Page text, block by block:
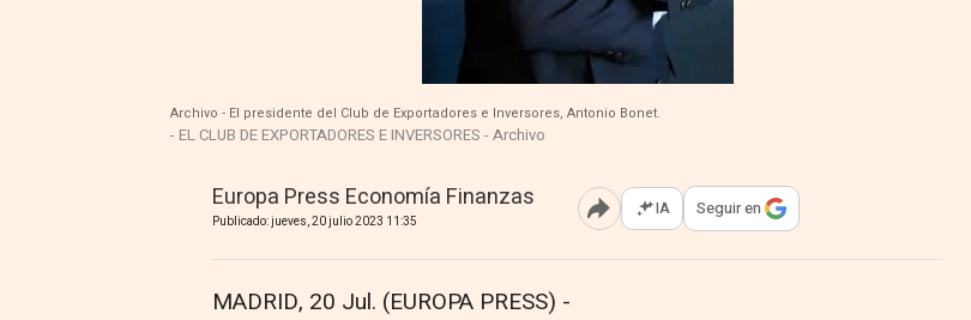
Archivo - El presidente del Club de Exportadores e Inversores, Antonio Bonet.
- EL CLUB DE EXPORTADORES E INVERSORES - Archivo
Europa Press Economía Finanzas
Publicado: jueves, 20 julio 2023 11:35 Abrir opciones para compartir
IA Seguir en
MADRID, 20 Jul. (EUROPA PRESS) -